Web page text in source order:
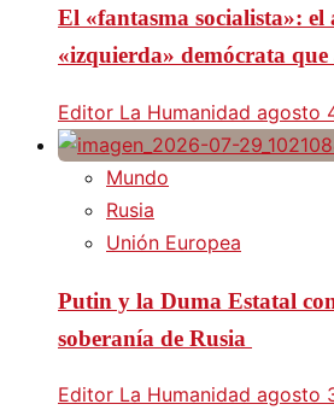
El «fantasma socialista»: el
«izquierda» demócrata
Editor La Humanidad agosto
Mundo
Rusia
Unión Europea
Putin y la Duma Estatal
soberanía de Rusia
Editor La Humanidad agosto